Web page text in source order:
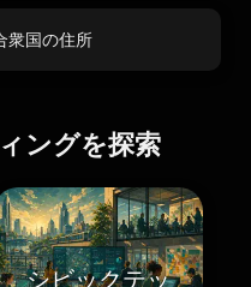
衆国の住所
ングを探索
シビックテッ